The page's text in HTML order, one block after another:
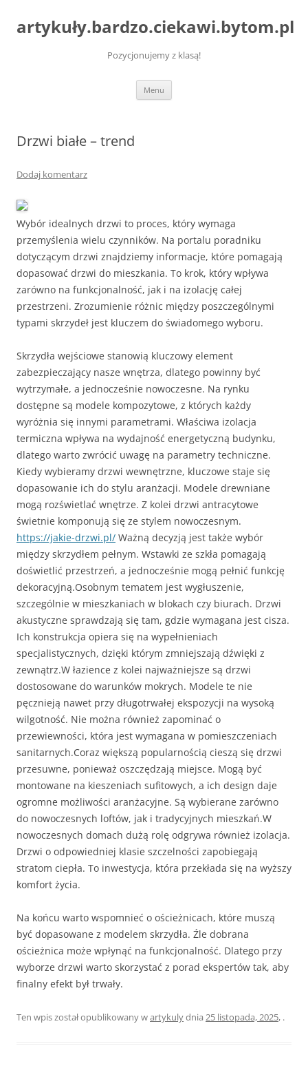
artykuły.bardzo.ciekawi.bytom.pl
Pozycjonujemy z klasą!
Menu
Drzwi białe – trend
Dodaj komentarz
Wybór idealnych drzwi to proces, który wymaga
przemyślenia wielu czynników. Na portalu poradniku
dotyczącym drzwi znajdziemy informacje, które pomagają
dopasować drzwi do mieszkania. To krok, który wpływa
zarówno na funkcjonalność, jak i na izolację całej
przestrzeni. Zrozumienie różnic między poszczególnymi
typami skrzydeł jest kluczem do świadomego wyboru.
Skrzydła wejściowe stanowią kluczowy element
zabezpieczający nasze wnętrza, dlatego powinny być
wytrzymałe, a jednocześnie nowoczesne. Na rynku
dostępne są modele kompozytowe, z których każdy
wyróżnia się innymi parametrami. Właściwa izolacja
termiczna wpływa na wydajność energetyczną budynku,
dlatego warto zwrócić uwagę na parametry techniczne.
Kiedy wybieramy drzwi wewnętrzne, kluczowe staje się
dopasowanie ich do stylu aranżacji. Modele drewniane
mogą rozświetlać wnętrze. Z kolei drzwi antracytowe
świetnie komponują się ze stylem nowoczesnym.
https://jakie-drzwi.pl/ Ważną decyzją jest także wybór
między skrzydłem pełnym. Wstawki ze szkła pomagają
doświetlić przestrzeń, a jednocześnie mogą pełnić funkcję
dekoracyjną.Osobnym tematem jest wygłuszenie,
szczególnie w mieszkaniach w blokach czy biurach. Drzwi
akustyczne sprawdzają się tam, gdzie wymagana jest cisza.
Ich konstrukcja opiera się na wypełnieniach
specjalistycznych, dzięki którym zmniejszają dźwięki z
zewnątrz.W łazience z kolei najważniejsze są drzwi
dostosowane do warunków mokrych. Modele te nie
pęcznieją nawet przy długotrwałej ekspozycji na wysoką
wilgotność. Nie można również zapominać o
przewiewności, która jest wymagana w pomieszczeniach
sanitarnych.Coraz większą popularnością cieszą się drzwi
przesuwne, ponieważ oszczędzają miejsce. Mogą być
montowane na kieszeniach sufitowych, a ich design daje
ogromne możliwości aranżacyjne. Są wybierane zarówno
do nowoczesnych loftów, jak i tradycyjnych mieszkań.W
nowoczesnych domach dużą rolę odgrywa również izolacja.
Drzwi o odpowiedniej klasie szczelności zapobiegają
stratom ciepła. To inwestycja, która przekłada się na wyższy
komfort życia.
Na końcu warto wspomnieć o ościeżnicach, które muszą
być dopasowane z modelem skrzydła. Źle dobrana
ościeżnica może wpłynąć na funkcjonalność. Dlatego przy
wyborze drzwi warto skorzystać z porad ekspertów tak, aby
finalny efekt był trwały.
Ten wpis został opublikowany wartykulydnia 25 listopada, 2025, .